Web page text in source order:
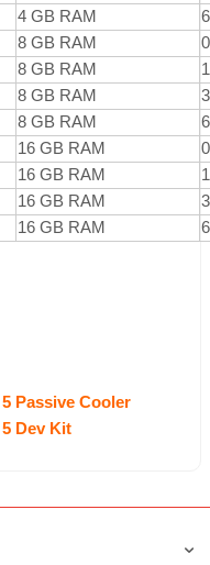
4 GB RAM
8 GB RAM
8 GB RAM
8 GB RAM
8 GB RAM
16 GB RAM
16 GB RAM
16 GB RAM
16 GB RAM
Passive Cooler
Dev Kit